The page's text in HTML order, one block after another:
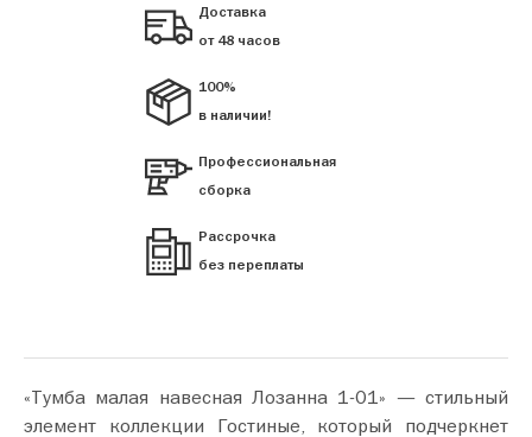
Доставка
от 48 часов
100%
в наличии!
Профессиональная
сборка
Рассрочка
без переплаты
«Тумба малая навесная Лозанна 1-01» — стильный
элемент коллекции Гостиные, который подчеркнет